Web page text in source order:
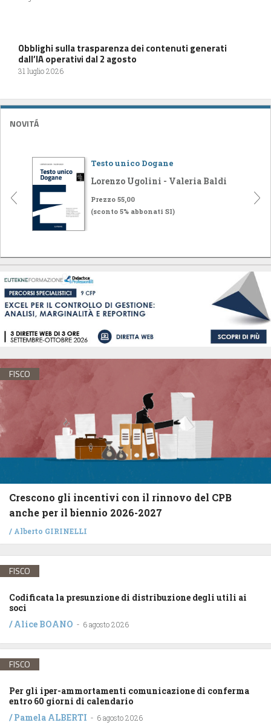
Obblighi sulla trasparenza dei contenuti generati
dall’IA operativi dal 2 agosto
31 luglio 2026
NOVITÁ
Testo unico Dogane
Lorenzo Ugolini - Valeria Baldi
Prezzo 55,00
(sconto 5% abbonati SI)
FISCO
Crescono gli incentivi con il rinnovo del CPB
anche per il biennio 2026-2027
/ Alberto GIRINELLI
FISCO
Codificata la presunzione di distribuzione degli utili ai
soci
/Alice BOANO - 6 agosto 2026
FISCO
Per gli iper-ammortamenti comunicazione di conferma
entro 60 giorni di calendario
/Pamela ALBERTI - 6 agosto 2026